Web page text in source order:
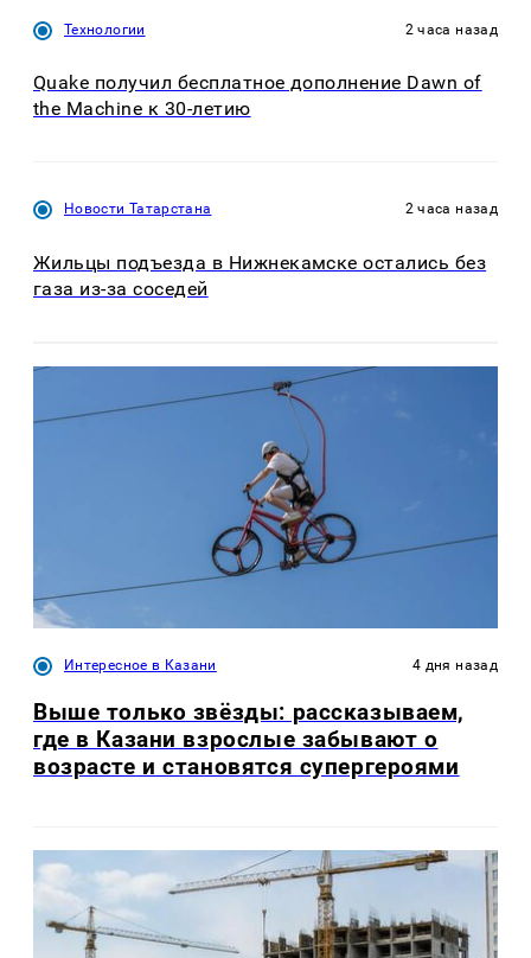
Технологии 2 часа назад
Quake получил бесплатное дополнение Dawn of
the Machine к 30-летию
Новости Татарстана 2 часа назад
Жильцы подъезда в Нижнекамске остались без
газа из-за соседей
Интересное в Казани 4 дня назад
Выше только звёзды: рассказываем,
где в Казани взрослые забывают о
возрасте и становятся супергероями